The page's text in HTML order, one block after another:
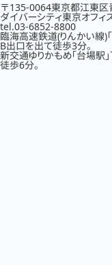
〒135-0064東京都江東
ダイバーシティ東京オフィ
tel.03-6852-8800
臨海高速鉄道(りんかい線)
B出口を出て徒歩3分。
新交通ゆりかもめ「台場駅
徒歩6分。